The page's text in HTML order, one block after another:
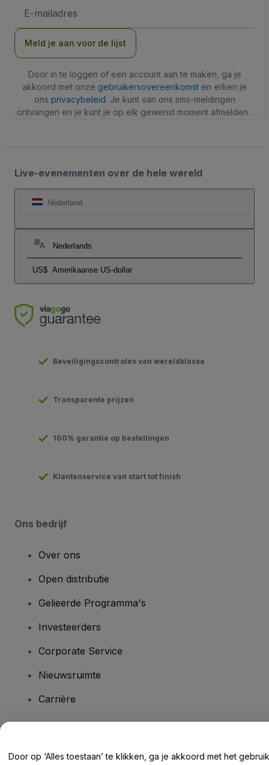
mailadres
Meld je aan voor de lijst
Door in te loggen of een account aan te maken, ga je
akkoord met onze gebruikersovereenkomst en erken je
ons privacybeleid. Je kunt van ons sms-meldingen
ontvangen en je kunt je op elk gewenst moment afmelden.
Live-evenementen over de hele wereld
Nederland
Nederlands
US$ Amerikaanse US-dollar
Beveiligingscontroles van wereldklasse
Transparente prijzen
100% garantie op bestellingen
Klantenservice van start tot finish
Ons bedrijf
Over ons
Open distributie
Gelieerde Programma's
Investeerders
Corporate Service
Nieuwsruimte
Carrière
Door op ‘Alles toestaan’ te klikken, ga je akkoord met het gebruik